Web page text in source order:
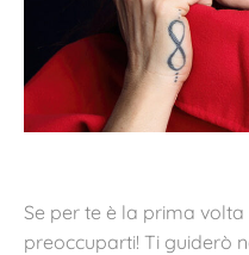
Se per te è la prima
preoccuparti! Ti guiderò